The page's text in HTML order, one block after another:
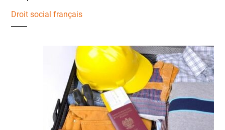
Droit social français